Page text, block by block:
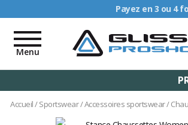
Toggle
navigation
Menu
Accueil/Sportswear/Accessoires sportswear/